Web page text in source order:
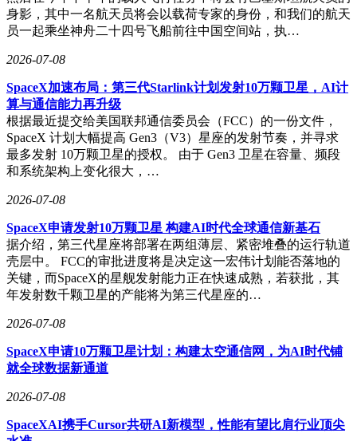
身影，其中一名航天员将会以载荷专家的身份，和我们的航天
员一起乘坐神舟二十四号飞船前往中国空间站，执…
2026-07-08
SpaceX加速布局：第三代Starlink计划发射10万颗卫星，AI计
算与通信能力再升级
根据最近提交给美国联邦通信委员会（FCC）的一份文件，
SpaceX 计划大幅提高 Gen3（V3）星座的发射节奏，并寻求
最多发射 10万颗卫星的授权。 由于 Gen3 卫星在容量、频段
和系统架构上变化很大，…
2026-07-08
SpaceX申请发射10万颗卫星 构建AI时代全球通信新基石
据介绍，第三代星座将部署在两组薄层、紧密堆叠的运行轨道
壳层中。 FCC的审批进度将是决定这一宏伟计划能否落地的
关键，而SpaceX的星舰发射能力正在快速成熟，若获批，其
年发射数千颗卫星的产能将为第三代星座的…
2026-07-08
SpaceX申请10万颗卫星计划：构建太空通信网，为AI时代铺
就全球数据新通道
2026-07-08
SpaceXAI携手Cursor共研AI新模型，性能有望比肩行业顶尖